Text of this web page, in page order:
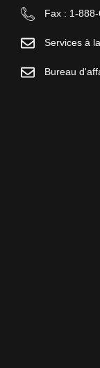
Fax : 1-
Services à
Bureau